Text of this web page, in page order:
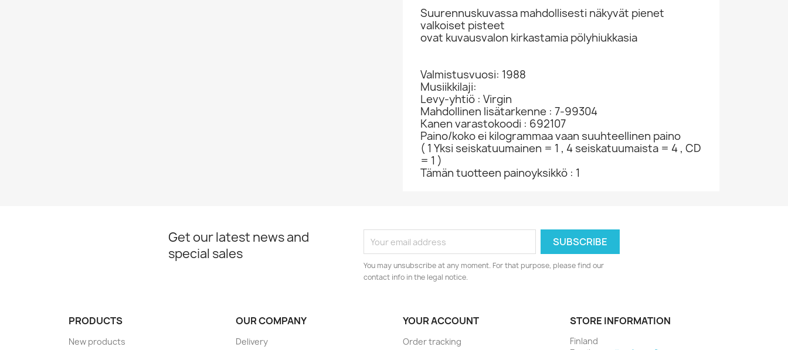
Suurennuskuvassa mahdollisesti näkyvät pienet
valkoiset pisteet
ovat kuvausvalon kirkastamia pölyhiukkasia
Valmistusvuosi: 1988
Musiikkilaji:
Levy-yhtiö : Virgin
Mahdollinen lisätarkenne : 7-99304
Kanen varastokoodi : 692107
Paino/koko ei kilogrammaa vaan suuhteellinen paino
( 1 Yksi seiskatuumainen = 1 , 4 seiskatuumaista = 4 , CD
= 1 )
Tämän tuotteen painoyksikkö : 1
Get our latest news and
special sales
You may unsubscribe at any moment. For that purpose, please find our
contact info in the legal notice.
PRODUCTS
New products
OUR COMPANY
Delivery
YOUR ACCOUNT
Order tracking
STORE INFORMATION
Finland